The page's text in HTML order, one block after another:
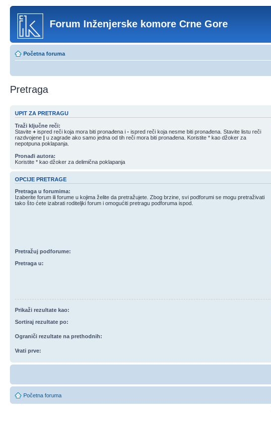
Forum Inženjerske komore Crne Gore
Početna foruma
Pretraga
UPIT ZA PRETRAGU
Traži ključne reči:
Stavite + ispred reči koja mora biti pronađena i - ispred reči koja nesme biti pronađena. Stavite listu reči
razdvojene | u zagrade ako samo jedna od tih reči mora biti pronađena. Koristite * kao džoker za
nepotpuna poklapanja.
Pronađi autora:
Koristite * kao džoker za delimična poklapanja
OPCIJE PRETRAGE
Pretraga u forumima:
Izaberite forum ili forume u kojima želite da pretražujete. Zbog brzine, svi podforumi se mogu pretraživati
tako što ćete izabrati roditeljki forum i omogućiti pretragu podforuma ispod.
Pretražuj podforume:
Pretraga u:
Prikaži rezultate kao:
Sortiraj rezultate po:
Ograniči rezultate na prethodnih:
Vrati prve:
Početna foruma